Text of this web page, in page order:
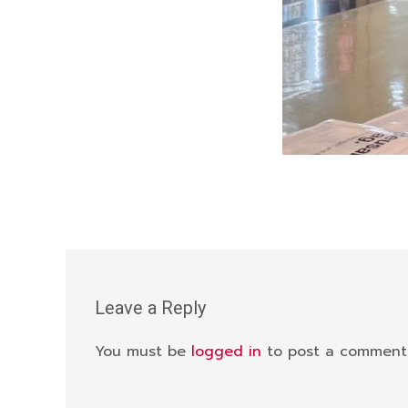
Leave a Reply
You must be logged in to post a